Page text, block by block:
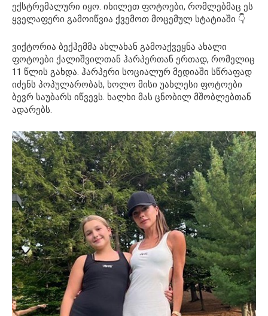
ექსტრემალური იყო. იხილეთ ფოტოები, რომლებმაც ეს
ყველაფერი გამოიწვია ქვემოთ მოცემულ სტატიაში 👇
ვიქტორია ბექჰემმა ახლახან გამოაქვეყნა ახალი
ფოტოები ქალიშვილთან ჰარპერთან ერთად, რომელიც
11 წლის გახდა. ჰარპერი სოციალურ მედიაში სწრაფად
იძენს პოპულარობას, ხოლო მისი უახლესი ფოტოები
ბევრ საუბარს იწვევს. ხალხი მას ცნობილ მშობლებთან
ადარებს.